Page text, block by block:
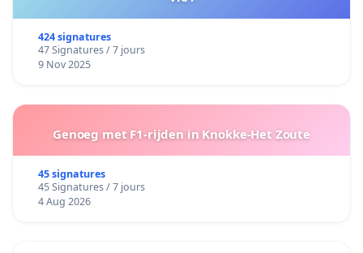
424 signatures
47 Signatures / 7 jours
9 Nov 2025
Genoeg met F1-rijden in Knokke-Het Zoute
45 signatures
45 Signatures / 7 jours
4 Aug 2026